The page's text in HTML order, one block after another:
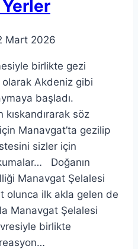
Mart 2026
birlikte gezi
olarak Akdeniz gibi
başladı.
kıskandırarak söz
Manavgat’ta gezilip
sizler için
Doğanın
Manavgat Şelalesi
olunca ilk akla gelen de
Manavgat Şelalesi
birlikte